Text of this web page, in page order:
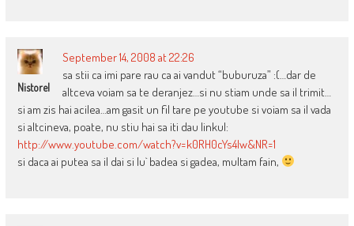
Nistorel
September 14, 2008 at 22:26
sa stii ca imi pare rau ca ai vandut “buburuza” :(…dar de
altceva voiam sa te deranjez…si nu stiam unde sa il trimit…
si am zis hai acilea…am gasit un fil tare pe youtube si voiam sa il vada
si altcineva, poate, nu stiu hai sa iti dau linkul:
http://www.youtube.com/watch?v=k0RH0cYs4lw&NR=1
si daca ai putea sa il dai si lu` badea si gadea, multam fain,